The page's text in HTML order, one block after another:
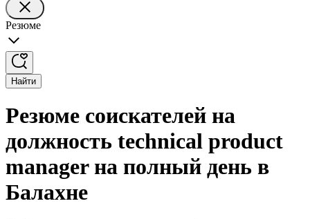
Резюме
Найти
Резюме соискателей на
должность technical product
manager на полный день в
Балахне